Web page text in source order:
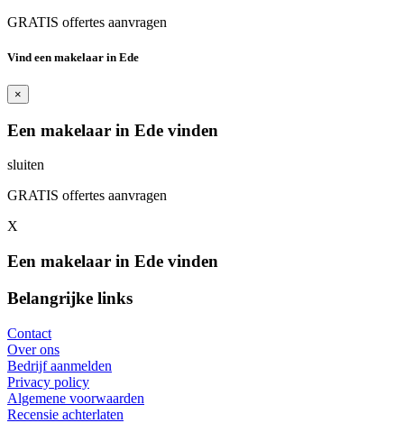
GRATIS offertes aanvragen
Vind een makelaar in Ede
×
Een makelaar in Ede vinden
sluiten
GRATIS offertes aanvragen
X
Een makelaar in Ede vinden
Belangrijke links
Contact
Over ons
Bedrijf aanmelden
Privacy policy
Algemene voorwaarden
Recensie achterlaten